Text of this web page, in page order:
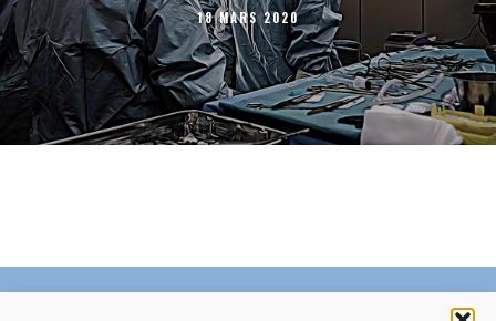
18 MARS 2020